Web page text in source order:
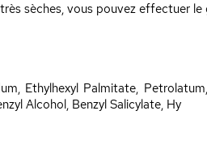
sèches, vous pouvez effectuer
Ethylhexyl Palmitate,
Alcohol, Benzyl Salicylate, Hy